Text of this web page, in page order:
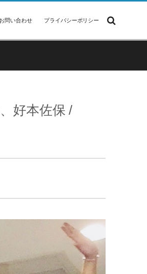
お問い合わせ プライバシーポリシー
好本佐保 /